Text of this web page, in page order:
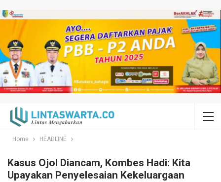
Home HEADLINE
Kasus Ojol Diancam, Kombes Hadi: Kita
Upayakan Penyelesaian Kekeluargaan